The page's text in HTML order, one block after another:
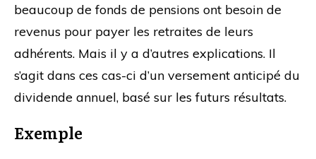
beaucoup de fonds de pensions ont besoin de
revenus pour payer les retraites de leurs
adhérents. Mais il y a d’autres explications. Il
s’agit dans ces cas-ci d’un versement anticipé du
dividende annuel, basé sur les futurs résultats.
Exemple